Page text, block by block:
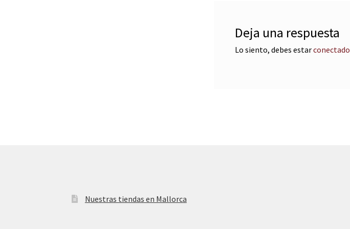
Deja una respuesta
Lo siento, debes estarconectado
Nuestras tiendas en Mallorca